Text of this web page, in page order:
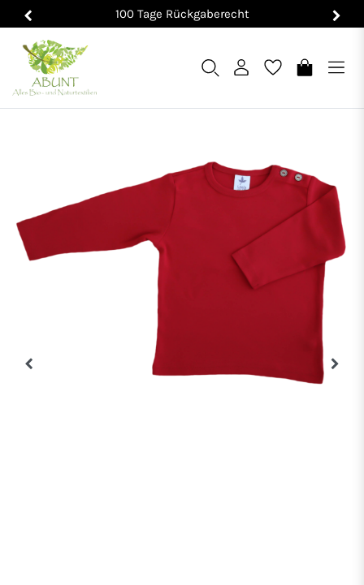
100 Tage Rückgaberecht